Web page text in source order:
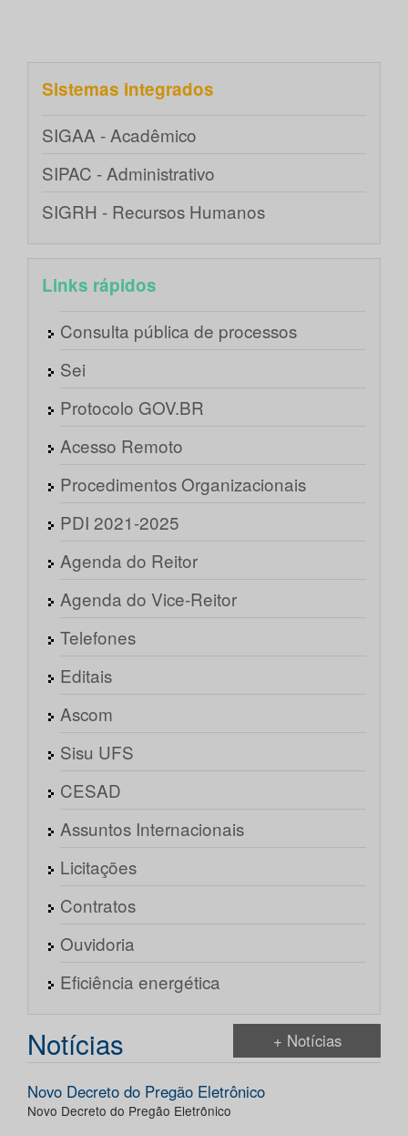
Sistemas integrados
SIGAA - Acadêmico
SIPAC - Administrativo
SIGRH - Recursos Humanos
Links rápidos
Consulta pública de processos
Sei
Protocolo GOV.BR
Acesso Remoto
Procedimentos Organizacionais
PDI 2021-2025
Agenda do Reitor
Agenda do Vice-Reitor
Telefones
Editais
Ascom
Sisu UFS
CESAD
Assuntos Internacionais
Licitações
Contratos
Ouvidoria
Eficiência energética
Notícias + Notícias
Novo Decreto do Pregão Eletrônico
Novo Decreto do Pregão Eletrônico